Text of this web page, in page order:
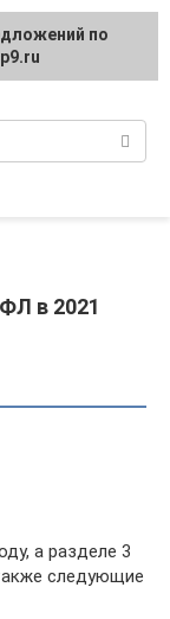
в 2021
а разделе 3
следующие
по